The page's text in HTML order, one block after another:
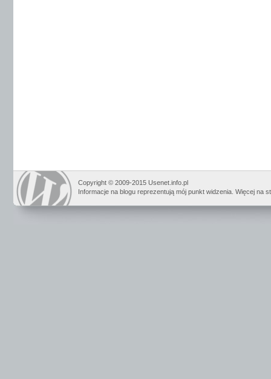
Copyright © 2009-2015 Usenet.info.pl
Informacje na blogu reprezentują mój punkt widzenia. Więcej na